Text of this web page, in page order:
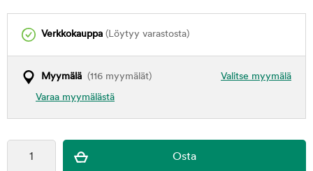
Verkkokauppa (Löytyy varastosta)
Valitse myymälä
Myymälä (116 myymälät)
Varaa myymälästä